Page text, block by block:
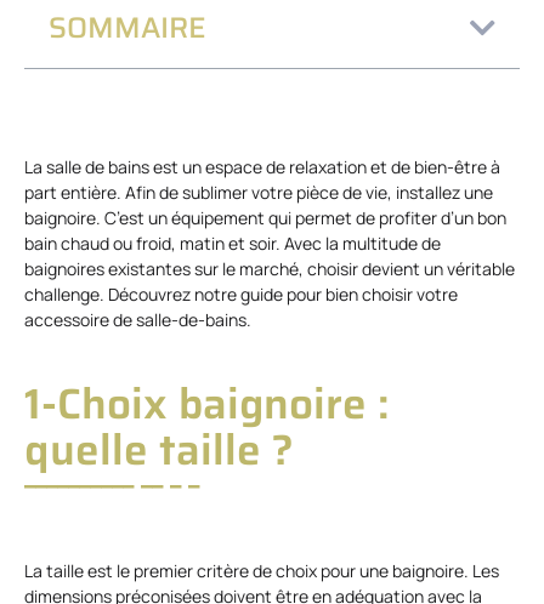
SOMMAIRE
La salle de bains est un espace de relaxation et de bien-être à
part entière. Afin de sublimer votre pièce de vie, installez une
baignoire. C’est un équipement qui permet de profiter d’un bon
bain chaud ou froid, matin et soir. Avec la multitude de
baignoires existantes sur le marché, choisir devient un véritable
challenge. Découvrez notre guide pour bien choisir votre
accessoire de salle-de-bains.
1-Choix baignoire :
quelle taille ?
La taille est le premier critère de choix pour une baignoire. Les
dimensions préconisées doivent être en adéquation avec la